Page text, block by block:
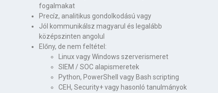
fogalmakat
Precíz, analitikus gondolkodású vagy
Jól kommunikálsz magyarul és legalább
középszinten angolul
Előny, de nem feltétel:
Linux vagy Windows szerverismeret
SIEM / SOC alapismeretek
Python, PowerShell vagy Bash scripting
CEH, Security+ vagy hasonló tanulmányok